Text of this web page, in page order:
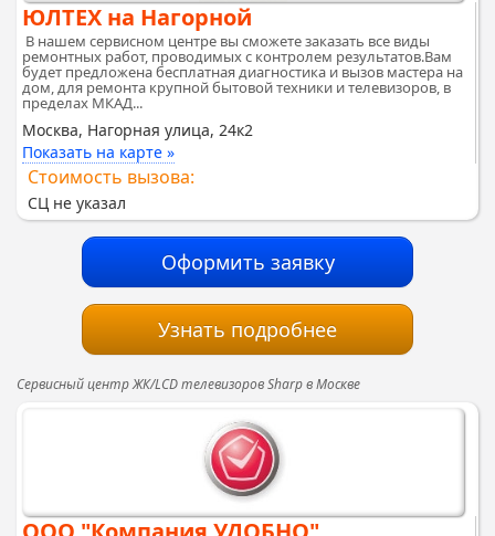
ЮЛТЕХ на Нагорной
В нашем сервисном центре вы сможете заказать все виды
ремонтных работ, проводимых с контролем результатов.Вам
будет предложена бесплатная диагностика и вызов мастера на
дом, для ремонта крупной бытовой техники и телевизоров, в
пределах МКАД...
Москва, Нагорная улица, 24к2
Показать на карте »
Стоимость вызова:
СЦ не указал
Оформить заявку
Узнать подробнее
Сервисный центр ЖК/LCD телевизоров Sharp в Москве